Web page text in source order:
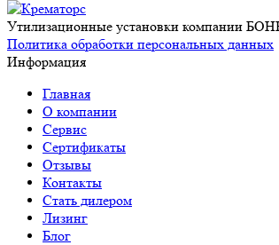
Утилизационные установки компании
Политика обработки персональных данных
Информация
Главная
О компании
Сервис
Сертификаты
Отзывы
Контакты
Стать дилером
Лизинг
Блог